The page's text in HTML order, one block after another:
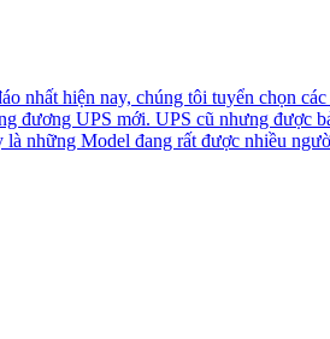
nhất hiện nay, chúng tôi tuyển chọn
UPS mới. UPS cũ nhưng được
những Model đang rất được nhiều